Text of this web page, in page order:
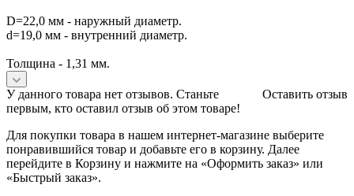
D=22,0 мм - наружный диаметр.
d=19,0 мм - внутренний диаметр.
Толщина - 1,31 мм.
Оставить отзыв
У данного товара нет отзывов. Станьте
первым, кто оставил отзыв об этом товаре!
Для покупки товара в нашем интернет-магазине выберите
понравившийся товар и добавьте его в корзину. Далее
перейдите в Корзину и нажмите на «Оформить заказ» или
«Быстрый заказ».